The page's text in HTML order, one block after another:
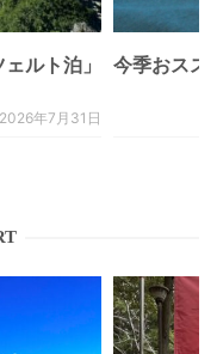
ルト泊」
2026年7月31日
今季おスス